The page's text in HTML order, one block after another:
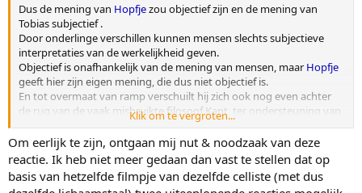
Dus de mening van Hopfjezou objectief zijn en de mening van
Tobias subjectief .
Door onderlinge verschillen kunnen mensen slechts subjectieve
interpretaties van de werkelijkheid geven.
Objectief is onafhankelijk van de mening van mensen, maar Hopfje
geeft hier zijn eigen mening, die dus niet objectief is.
En tot overmaat van ramp verschuilt hij zich ook nog even achter
de rug van de vaak misbruikte filosoof Kant, ter ondersteuning van
Op het filmpje is duidelijk te zien dat Han Na Chang geniet van haar
spel, en niet alleen op dit filmpje
Klik om te vergroten...
Om eerlijk te zijn, ontgaan mij nut & noodzaak van deze
reactie. Ik heb niet meer gedaan dan vast te stellen dat op
basis van hetzelfde filmpje van dezelfde celliste (met dus